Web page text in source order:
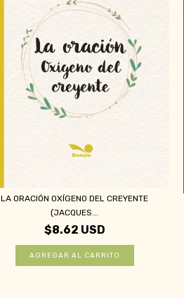
LA ORACIÓN OXÍGENO DEL CREYENTE
(JACQUES...
$8.62 USD